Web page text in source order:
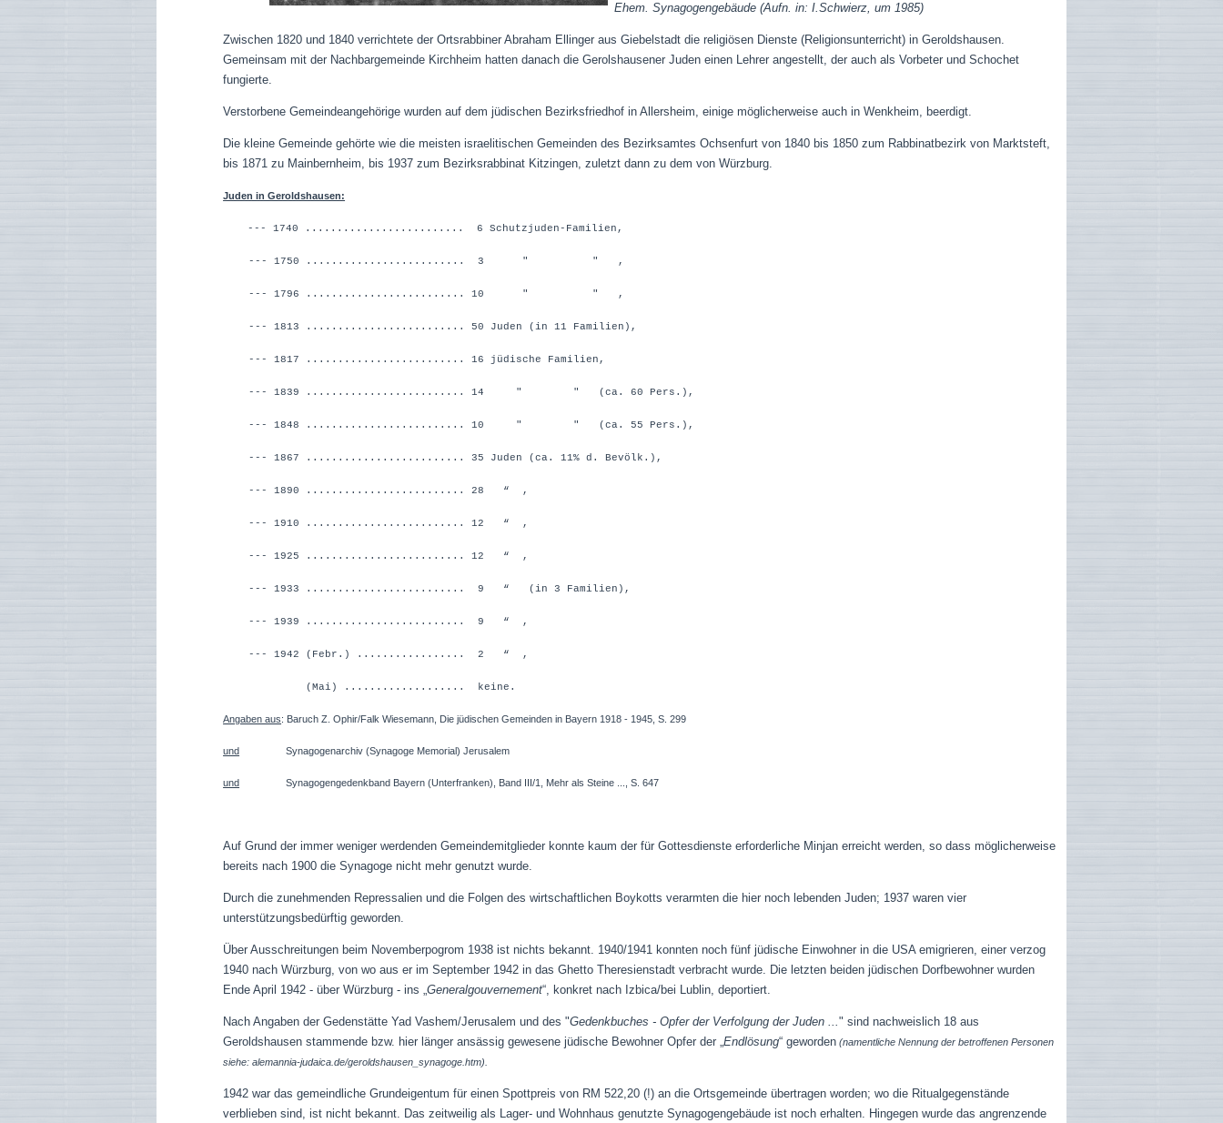
Ehem. Synagogengebäude (Aufn. in: I.Schwierz, um 1985)
Zwischen 1820 und 1840 verrichtete der Ortsrabbiner Abraham Ellinger aus Giebelstadt die religiösen Dienste (Religionsunterricht) in Geroldshausen.
Gemeinsam mit der Nachbargemeinde Kirchheim hatten danach die Gerolshausener Juden einen Lehrer angestellt, der auch als Vorbeter und Schochet
fungierte.
Verstorbene Gemeindeangehörige wurden auf dem jüdischen Bezirksfriedhof in Allersheim, einige möglicherweise auch in Wenkheim, beerdigt.
Die kleine Gemeinde gehörte wie die meisten israelitischen Gemeinden des Bezirksamtes Ochsenfurt von 1840 bis 1850 zum Rabbinatbezirk von Marktsteft,
bis 1871 zu Mainbernheim, bis 1937 zum Bezirksrabbinat Kitzingen, zuletzt dann zu dem von Würzburg.
Juden in Geroldshausen:
--- 1740 ......................... 6 Schutzjuden-Familien,
--- 1750 ......................... 3 " " ,
--- 1796 ......................... 10 " " ,
--- 1813 ......................... 50 Juden (in 11 Familien),
--- 1817 ......................... 16 jüdische Familien,
--- 1839 ......................... 14 " " (ca. 60 Pers.),
--- 1848 ......................... 10 " " (ca. 55 Pers.),
--- 1867 ......................... 35 Juden (ca. 11% d. Bevölk.),
--- 1890 ......................... 28 “ ,
--- 1910 ......................... 12 “ ,
--- 1925 ......................... 12 “ ,
--- 1933 ......................... 9 “ (in 3 Familien),
--- 1939 ......................... 9 “ ,
--- 1942 (Febr.) ................. 2 “ ,
(Mai) ................... keine.
Angaben aus: Baruch Z. Ophir/Falk Wiesemann, Die jüdischen Gemeinden in Bayern 1918 - 1945, S. 299
und Synagogenarchiv (Synagoge Memorial) Jerusalem
und Synagogengedenkband Bayern (Unterfranken), Band III/1, Mehr als Steine ..., S. 647
Auf Grund der immer weniger werdenden Gemeindemitglieder konnte kaum der für Gottesdienste erforderliche Minjan erreicht werden, so dass möglicherweise
bereits nach 1900 die Synagoge nicht mehr genutzt wurde.
Durch die zunehmenden Repressalien und die Folgen des wirtschaftlichen Boykotts verarmten die hier noch lebenden Juden; 1937 waren vier
unterstützungsbedürftig geworden.
Über Ausschreitungen beim Novemberpogrom 1938 ist nichts bekannt. 1940/1941 konnten noch fünf jüdische Einwohner in die USA emigrieren, einer verzog
1940 nach Würzburg, von wo aus er im September 1942 in das Ghetto Theresienstadt verbracht wurde. Die letzten beiden jüdischen Dorfbewohner wurden
Ende April 1942 - über Würzburg - ins „Generalgouvernement“, konkret nach Izbica/bei Lublin, deportiert.
Nach Angaben der Gedenstätte Yad Vashem/Jerusalem und des "Gedenkbuches - Opfer der Verfolgung der Juden ..." sind nachweislich 18 aus
Geroldshausen stammende bzw. hier länger ansässig gewesene jüdische Bewohner Opfer der „Endlösung“ geworden (namentliche Nennung der betroffenen Personen
siehe: alemannia-judaica.de/geroldshausen_synagoge.htm).
1942 war das gemeindliche Grundeigentum für einen Spottpreis von RM 522,20 (!) an die Ortsgemeinde übertragen worden; wo die Ritualgegenstände
verblieben sind, ist nicht bekannt. Das zeitweilig als Lager- und Wohnhaus genutzte Synagogengebäude ist noch erhalten. Hingegen wurde das angrenzende